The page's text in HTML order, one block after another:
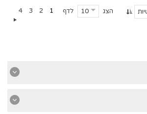
1
2
3
4 הצג 10 לדף